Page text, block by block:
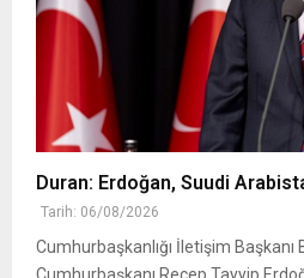
Duran: Erdoğan, Suudi
Tarih: 06/08/2026
Cumhurbaşkanlığı İletişim
Cumhurbaşkanı Recep Tayyip